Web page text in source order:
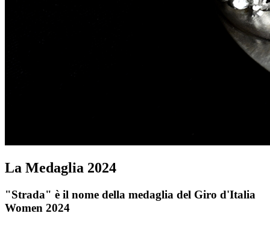
La Medaglia 2024
"Strada" è il nome della medaglia del Giro d'Italia
Women 2024